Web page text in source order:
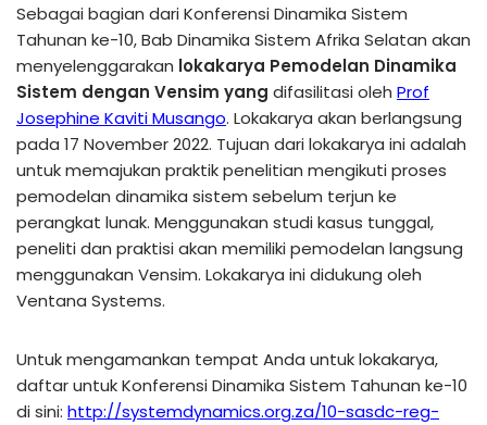
Sebagai bagian dari Konferensi Dinamika Sistem
Tahunan ke-10, Bab Dinamika Sistem Afrika Selatan akan
menyelenggarakan lokakarya Pemodelan Dinamika
Sistem dengan Vensim yang difasilitasi oleh Prof
Josephine Kaviti Musango. Lokakarya akan berlangsung
pada 17 November 2022. Tujuan dari lokakarya ini adalah
untuk memajukan praktik penelitian mengikuti proses
pemodelan dinamika sistem sebelum terjun ke
perangkat lunak. Menggunakan studi kasus tunggal,
peneliti dan praktisi akan memiliki pemodelan langsung
menggunakan Vensim. Lokakarya ini didukung oleh
Ventana Systems.
Untuk mengamankan tempat Anda untuk lokakarya,
daftar untuk Konferensi Dinamika Sistem Tahunan ke-10
di sini: http://systemdynamics.org.za/10-sasdc-reg-